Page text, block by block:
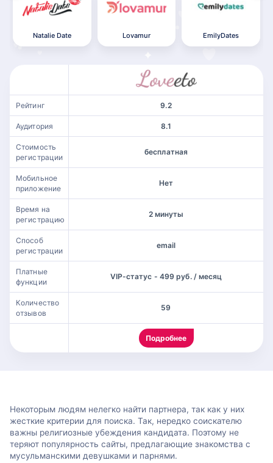
Natalie Date Lovamur EmilyDates
Рейтинг 9.2
Аудитория 8.1
Стоимость
регистрации
бесплатная
Мобильное
приложение
Нет
Время на
регистрацию
2 минуты
Способ
регистрации
email
Платные
функции
VIP-статус - 499 руб. / месяц
Количество
отзывов
59
Подробнее
Некоторым людям нелегко найти партнера, так как у них
жесткие критерии для поиска. Так, нередко соискателю
важны религиозные убеждения кандидата. Поэтому не
теряют популярность сайты, предлагающие знакомства с
мусульманскими девушками и парнями.